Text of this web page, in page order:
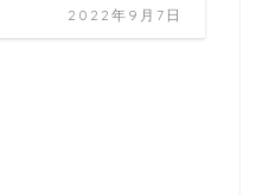
2022年9月7日